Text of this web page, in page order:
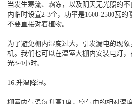
当发生寒流、霜冻，以及阴天无光照的
内临时设置2-3个，功率是1600-2500瓦的
不要直接对着植物。
为了避免棚内湿度过大，引发漏电的现
机。我们也可以在温室大棚内安装电灯
光3-4小时。
16.升温降湿。
棚室内气温每升高1度，空气中的相对湿